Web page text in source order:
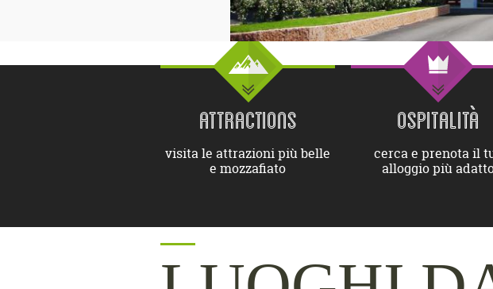
ATTRACTIONS
visita le attrazioni più belle
e mozzafiato
OSPITALITÀ
cerca e prenota il
alloggio più